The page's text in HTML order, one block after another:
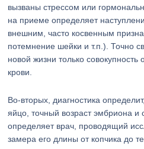
вызваны стрессом или
на приеме определяет
внешним, часто косвенным
потемнение шейки и т.п.). Точно
новой жизни только
крови.
Во-вторых, диагностика
яйцо, точный возраст эмбриона и
определяет врач, проводящий
замера его длины от копчика до